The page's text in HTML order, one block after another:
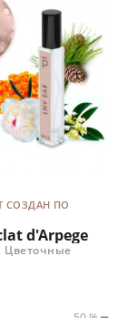
СОЗДАН ПО
d'Arpege
Цветочные